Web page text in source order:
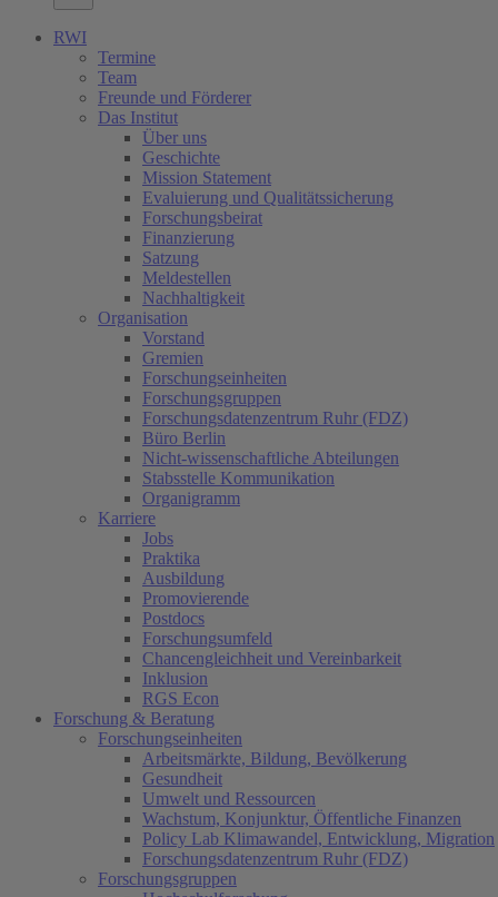
RWI
Termine
Team
Freunde und Förderer
Das Institut
Über uns
Geschichte
Mission Statement
Evaluierung und Qualitätssicherung
Forschungsbeirat
Finanzierung
Satzung
Meldestellen
Nachhaltigkeit
Organisation
Vorstand
Gremien
Forschungseinheiten
Forschungsgruppen
Forschungsdatenzentrum Ruhr (FDZ)
Büro Berlin
Nicht-wissenschaftliche Abteilungen
Stabsstelle Kommunikation
Organigramm
Karriere
Jobs
Praktika
Ausbildung
Promovierende
Postdocs
Forschungsumfeld
Chancengleichheit und Vereinbarkeit
Inklusion
RGS Econ
Forschung & Beratung
Forschungseinheiten
Arbeitsmärkte, Bildung, Bevölkerung
Gesundheit
Umwelt und Ressourcen
Wachstum, Konjunktur, Öffentliche Finanzen
Policy Lab Klimawandel, Entwicklung, Migration
Forschungsdatenzentrum Ruhr (FDZ)
Forschungsgruppen